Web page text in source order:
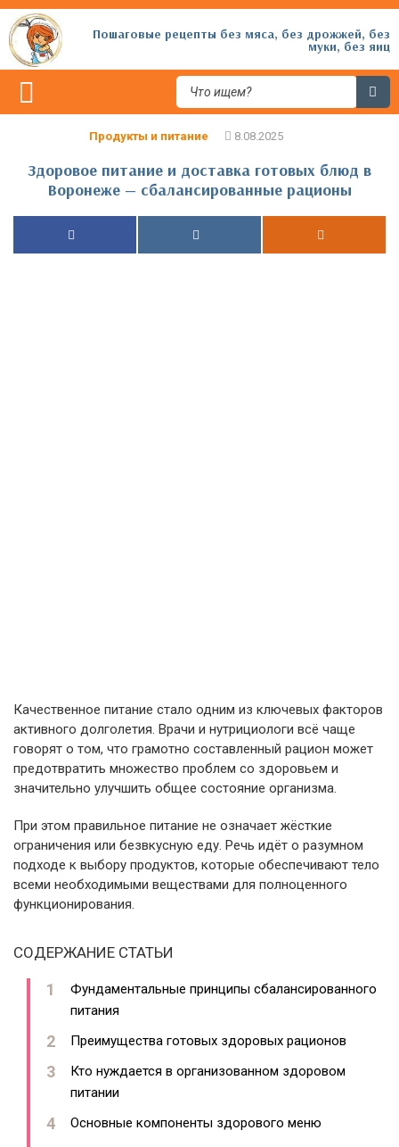
Пошаговые рецепты без мяса, без дрожжей, без
муки, без яиц
Продукты и питание
Здоровое питание и доставка готовых блюд в
Воронеже — сбалансированные рационы
Качественное питание стало одним из ключевых факторов
активного долголетия. Врачи и нутрициологи всё чаще
говорят о том, что грамотно составленный рацион может
предотвратить множество проблем со здоровьем и
значительно улучшить общее состояние организма.
При этом правильное питание не означает жёсткие
ограничения или безвкусную еду. Речь идёт о разумном
подходе к выбору продуктов, которые обеспечивают тело
всеми необходимыми веществами для полноценного
функционирования.
СОДЕРЖАНИЕ СТАТЬИ
Фундаментальные принципы сбалансированного
питания
Преимущества готовых здоровых рационов
Кто нуждается в организованном здоровом
питании
Основные компоненты здорового меню